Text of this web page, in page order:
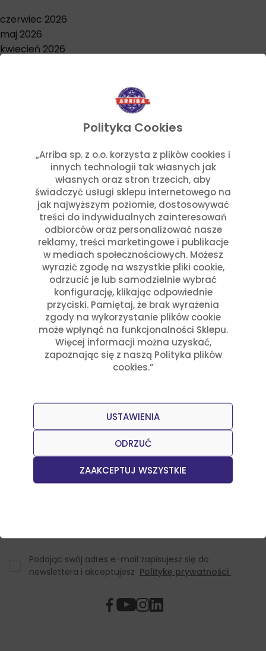
Polityka Cookies
„Arriba sp. z o.o. korzysta z plików cookies i
innych technologii tak własnych jak
własnych oraz stron trzecich, aby
świadczyć usługi sklepu internetowego na
jak najwyższym poziomie, dostosowywać
treści do indywidualnych zainteresowań
odbiorców oraz personalizować nasze
reklamy, treści marketingowe i publikacje
w mediach społecznościowych. Możesz
wyrazić zgodę na wszystkie pliki cookie,
odrzucić je lub samodzielnie wybrać
konfigurację, klikając odpowiednie
przyciski. Pamiętaj, że brak wyrażenia
zgody na wykorzystanie plików cookie
może wpłynąć na funkcjonalności Sklepu.
Więcej informacji można uzyskać,
zapoznając się z naszą Polityka plików
cookies.”
ZAAKCEPTUJ WSZYSTKIE
ODRZUĆ
USTAWIENIA
czerwiec 2026
maj 2026
kwiecień 2026
czerwiec 2025
marzec 2025
styczeń 2025
Kategorie
Aktualności w Arribie(7)
Aktualności z Meksyku(7)
Ciekawostki Turystyczne(4)
Kultura i Historia Meksyku(10)
Potrawy i Gastronomia(11)
Święta Meksykańskie(7)
Święta w Polsce i Meksyku(3)
Dołącz do naszego Newslettera
Otrzymuj informacje o nowościach w sklepie oraz
Podając swój adres e-mail zapisujesz się do
newslettera i akceptujesz Politykę prywatności .